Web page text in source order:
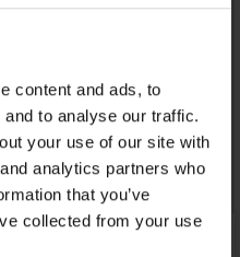
content and ads, to
to analyse our traffic.
your use of our site with
analytics partners who
that you’ve
collected from your use